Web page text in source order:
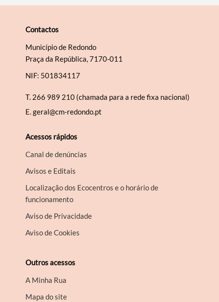
Contactos
Município de Redondo
Praça da República, 7170-011
NIF: 501834117
T. 266 989 210 (chamada para a rede fixa nacional)
E.geral@cm-redondo.pt
Acessos rápidos
Canal de denúncias
Avisos e Editais
Localização dos Ecocentros e o horário de
funcionamento
Aviso de Privacidade
Aviso de Cookies
Outros acessos
A Minha Rua
Mapa do site